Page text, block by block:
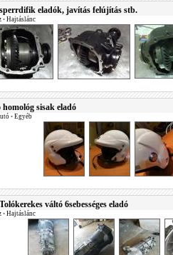
eladók, javítás felújítás stb.
• Hajtáslánc
homológ sisak eladó
• Egyéb
váltó 6sebességes eladó
• Hajtáslánc